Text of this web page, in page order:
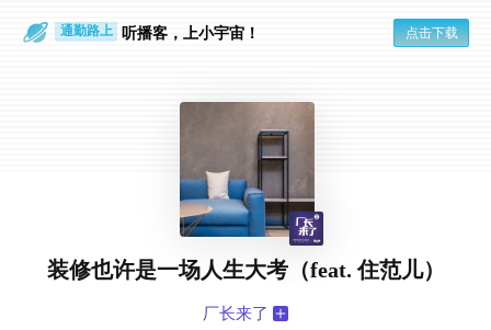
通勤路上 听播客，上小宇宙！ 点击下载
装修也许是一场人生大考（feat. 住范儿）
厂长来了